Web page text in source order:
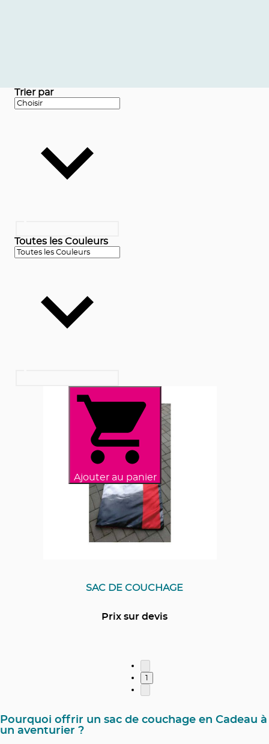
Trier par
Toutes les Couleurs
Ajouter au panier
SAC DE COUCHAGE
Prix sur devis
1
Pourquoi offrir un sac de couchage en Cadeau à
un aventurier ?